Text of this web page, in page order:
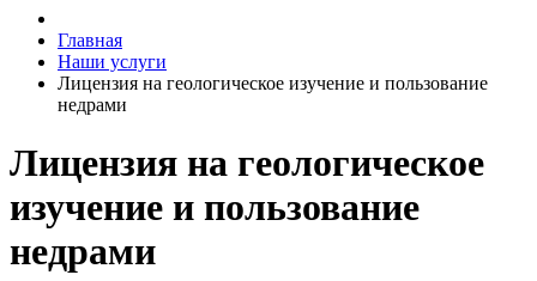
Главная
Наши услуги
Лицензия на геологическое изучение и пользование
недрами
Лицензия на геологическое
изучение и пользование
недрами